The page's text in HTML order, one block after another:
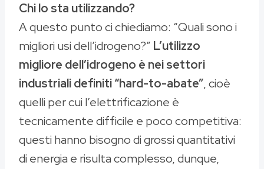
Chi lo sta utilizzando?
A questo punto ci chiediamo: “Quali sono i
migliori usi dell’idrogeno?” L’utilizzo
migliore dell’idrogeno è nei settori
industriali definiti “hard-to-abate”, cioè
quelli per cui l’elettrificazione è
tecnicamente difficile e poco competitiva:
questi hanno bisogno di grossi quantitativi
di energia e risulta complesso, dunque,